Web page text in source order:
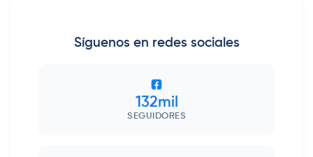
Síguenos en redes sociales
132mil
SEGUIDORES